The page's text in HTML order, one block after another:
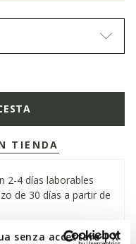
senza accettare | X
TIENDA
2-4 días laborables
de 30 días a partir de